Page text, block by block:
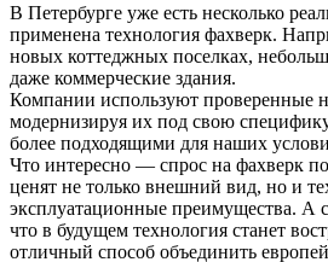
В Петербурге уже есть несколько
применена технология фахверк.
новых коттеджных поселках,
даже коммерческие здания.
Компании используют проверенные
модернизируя их под свою
более подходящими для наших
Что интересно — спрос на фахверк
ценят не только внешний вид, но и
эксплуатационные преимущества. А
что в будущем технология станет
отличный способ объединить